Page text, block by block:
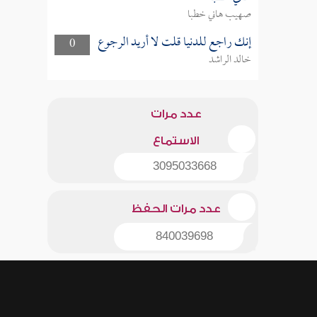
صهيب هاني خطبا
0
إنك راجع للدنيا قلت لا أريد الرجوع
خالد الراشد
عدد مرات
الاستماع
3095033668
عدد مرات الحفظ
840039698